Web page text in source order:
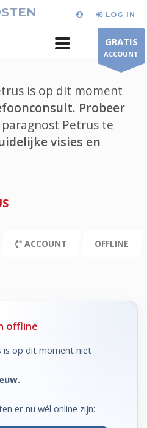
LOG IN
GRATIS
ACCOUNT
is op dit moment
Probeer
paragnost Petrus te
visies en
ACCOUNT OFFLINE
offline
is op dit moment niet
er nu wél online zijn: